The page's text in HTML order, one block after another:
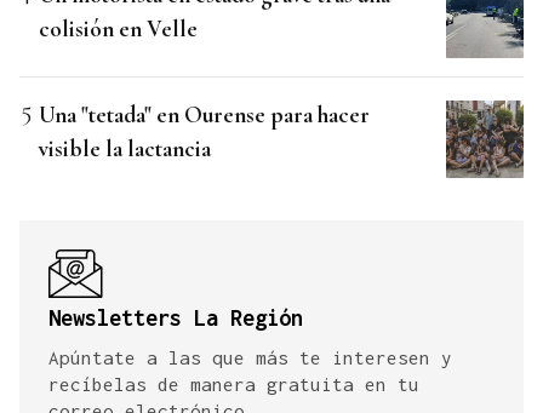
colisión en Velle
Una "tetada" en Ourense para hacer
visible la lactancia
Newsletters La Región
Apúntate a las que más te interesen y
recíbelas de manera gratuita en tu